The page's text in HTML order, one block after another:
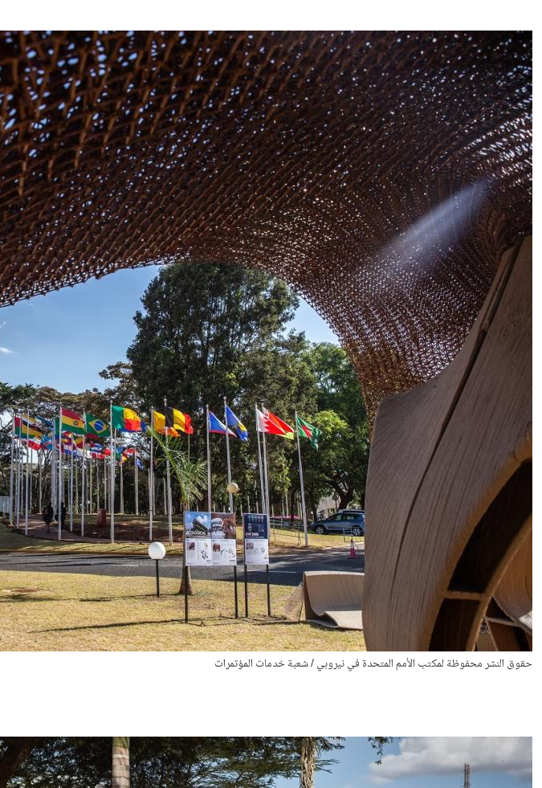
حقوق النشر محفوظة لمكتب الأمم المتحدة في نيروبي / شعبة خدمات المؤتمرات